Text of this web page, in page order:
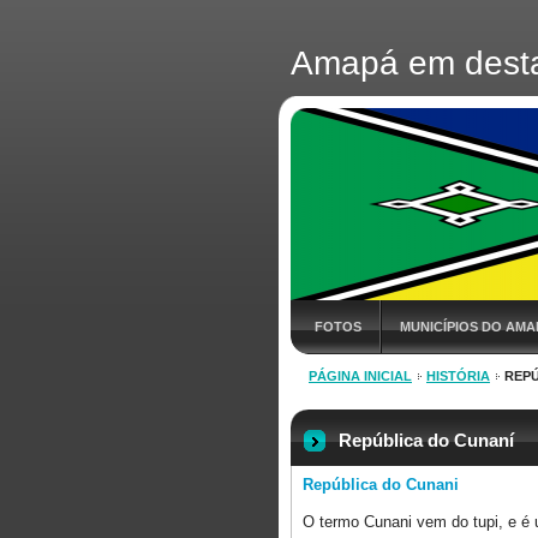
Amapá em
FOTOS MUNICÍPIOS DO
PÁGINA INICIAL HISTÓRIA
República do Cunaní
República do Cunani
O termo Cunani vem do tupi, e é